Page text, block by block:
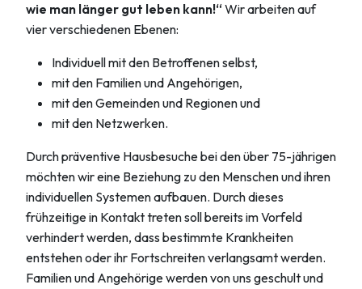
wie man länger gut leben kann!“ Wir arbeiten auf
vier verschiedenen Ebenen:
Individuell mit den Betroffenen selbst,
mit den Familien und Angehörigen,
mit den Gemeinden und Regionen und
mit den Netzwerken.
Durch präventive Hausbesuche bei den über 75-jährigen
möchten wir eine Beziehung zu den Menschen und ihren
individuellen Systemen aufbauen. Durch dieses
frühzeitige in Kontakt treten soll bereits im Vorfeld
verhindert werden, dass bestimmte Krankheiten
entstehen oder ihr Fortschreiten verlangsamt werden.
Familien und Angehörige werden von uns geschult und